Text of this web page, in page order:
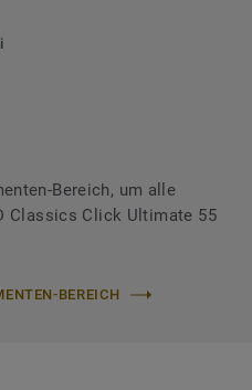
Bereich, um alle
Classics Click Ultimate 55
BEREICH